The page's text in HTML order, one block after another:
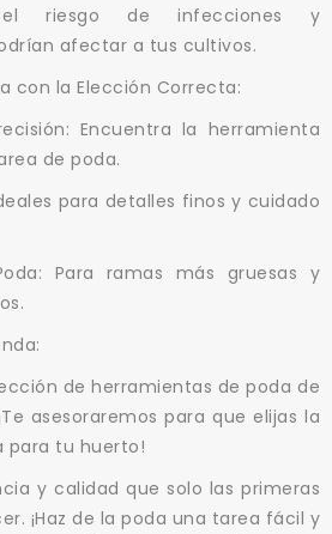
el riesgo de infecciones y
afectar a tus cultivos.
con la Elección Correcta:
Encuentra la herramienta
de poda.
para detalles finos y cuidado
Para ramas más gruesas y
de herramientas de poda de
asesoraremos para que elijas la
tu huerto!
y calidad que solo las primeras
¡Haz de la poda una tarea fácil y